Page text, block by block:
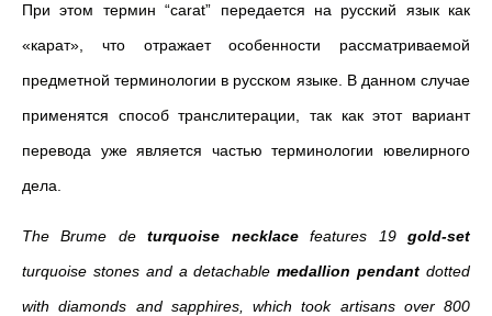
При этом термин “carat” передается на русский язык как
«карат», что отражает особенности рассматриваемой
предметной терминологии в русском языке. В данном случае
применятся способ транслитерации, так как этот вариант
перевода уже является частью терминологии ювелирного
дела.
The Brume deturquoise necklacefeatures 19gold-set
turquoise stones and a detachablemedallion pendant dotted
with diamonds and sapphires, which took artisans over 800